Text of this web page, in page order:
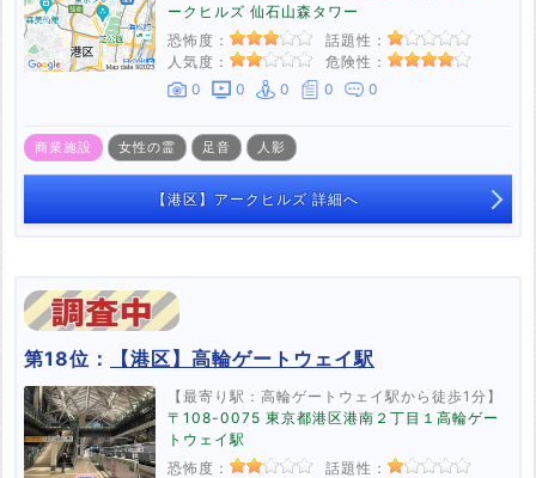
ークヒルズ 仙石山森タワー
恐怖度：
話題性：
人気度：
危険性：
0
0 0 0 0
商業施設 女性の霊 足音 人影
【港区】アークヒルズ 詳細へ
第18位： 【港区】高輪ゲートウェイ駅
【最寄り駅：高輪ゲートウェイ駅から徒歩1分】
〒108-0075 東京都港区港南２丁目１高輪ゲー
トウェイ駅
恐怖度：
話題性：